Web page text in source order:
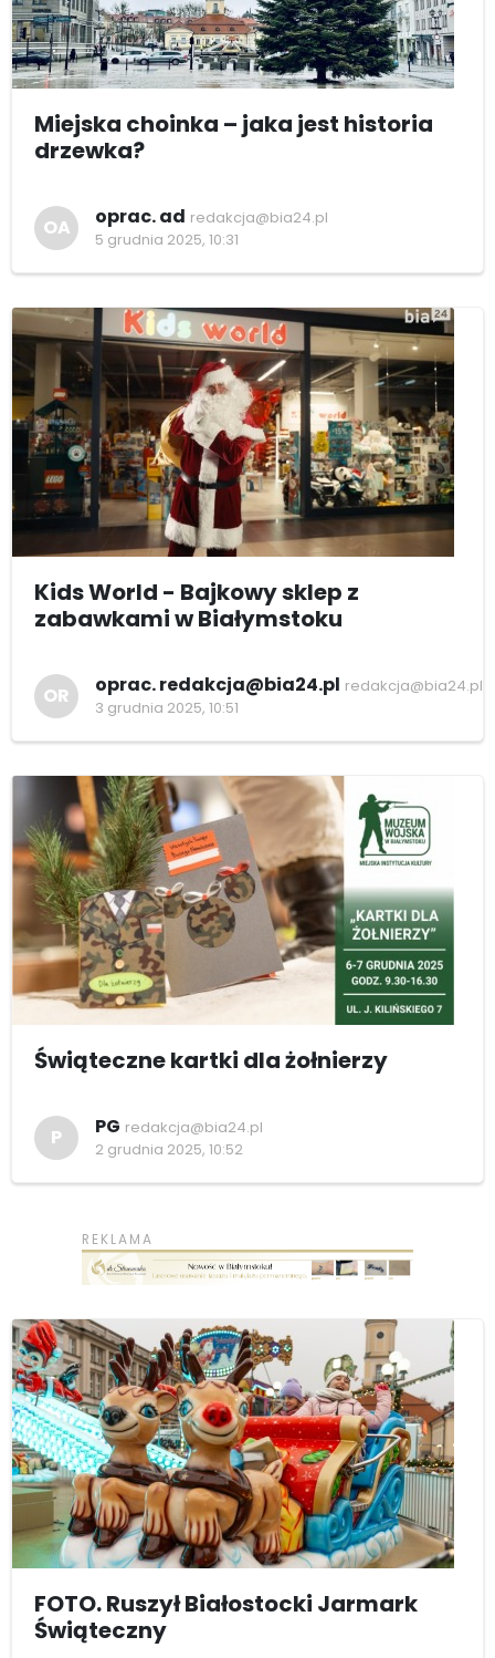
Miejska choinka – jaka jest historia
drzewka?
OA oprac. ad redakcja@bia24.pl
5 grudnia 2025, 10:31
Kids World - Bajkowy sklep z
zabawkami w Białymstoku
OR oprac. redakcja@bia24.pl redakcja@bia24.pl
3 grudnia 2025, 10:51
Świąteczne kartki dla żołnierzy
P PG redakcja@bia24.pl
2 grudnia 2025, 10:52
FOTO. Ruszył Białostocki Jarmark
Świąteczny